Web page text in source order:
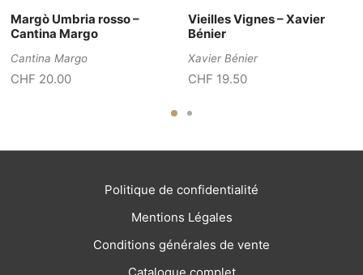
Margò Umbria rosso –
Cantina Margo
Cantina Margo
CHF 20.00
Vieilles Vignes – Xavier
Bénier
Xavier Bénier
CHF 19.50
Politique de confidentialité
Mentions Légales
Conditions générales de vente
Catalogue complet